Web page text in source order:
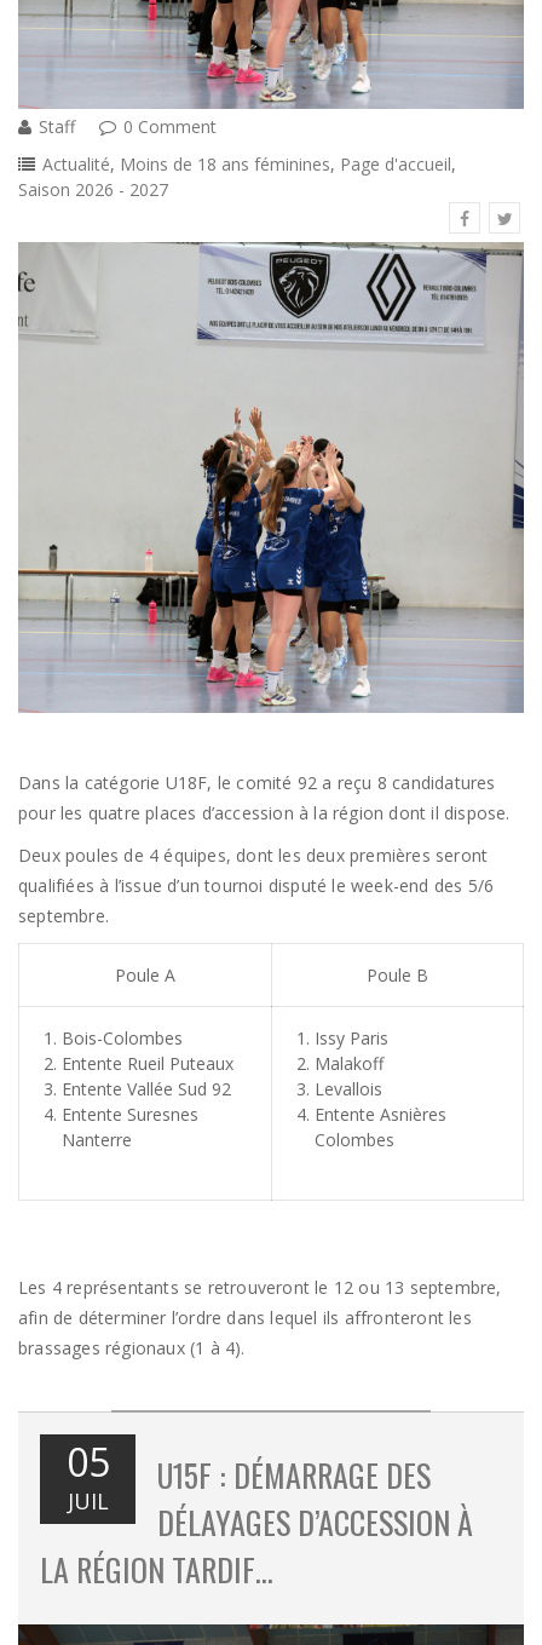
Staff
0 Comment
Actualité, Moins de 18 ans féminines, Page d'accueil,
Saison 2026 - 2027
Dans la catégorie U18F, le comité 92 a reçu 8 candidatures
pour les quatre places d’accession à la région dont il dispose.
Deux poules de 4 équipes, dont les deux premières seront
qualifiées à l’issue d’un tournoi disputé le week-end des 5/6
septembre.
Poule A Poule B
Bois-Colombes
Entente Rueil Puteaux
Entente Vallée Sud 92
Entente Suresnes
Nanterre
Issy Paris
Malakoff
Levallois
Entente Asnières
Colombes
Les 4 représentants se retrouveront le 12 ou 13 septembre,
afin de déterminer l’ordre dans lequel ils affronteront les
brassages régionaux (1 à 4).
05
JUIL
U15F : DÉMARRAGE DES
DÉLAYAGES D’ACCESSION À
LA RÉGION TARDIF…